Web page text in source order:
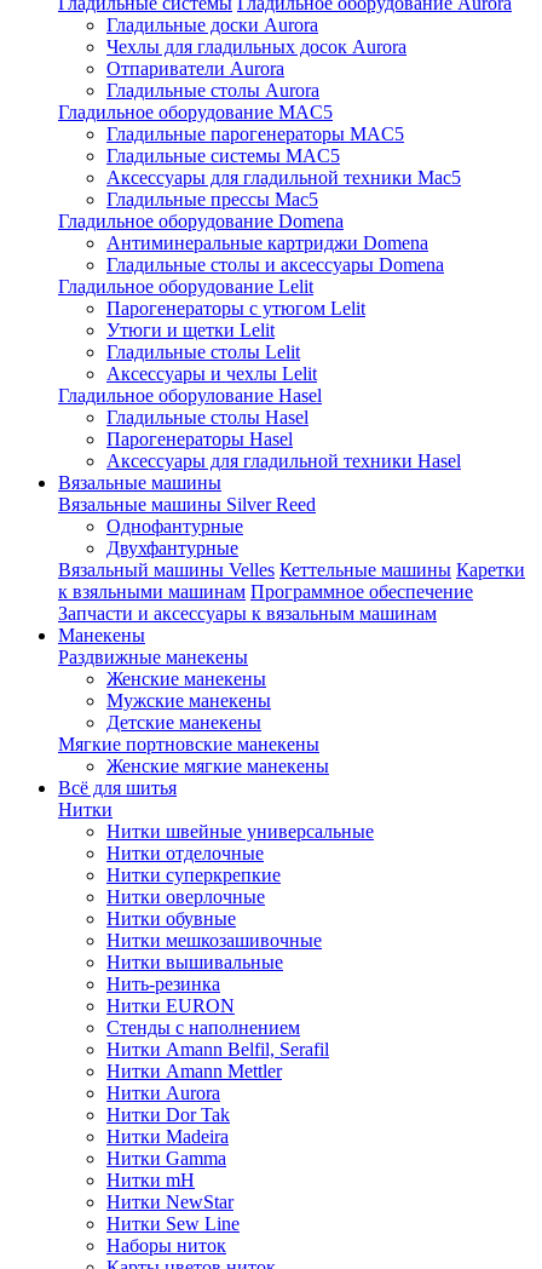
Гладильные доски Aurora
Чехлы для гладильных досок Aurora
Отпариватели Aurora
Гладильные столы Aurora
Гладильное оборудование MAC5
Гладильные парогенераторы MAC5
Гладильные системы MAC5
Аксессуары для гладильной техники Mac5
Гладильные прессы Mac5
Гладильное оборудование Domena
Антиминеральные картриджи Domena
Гладильные столы и аксессуары Domena
Гладильное оборудование Lelit
Парогенераторы с утюгом Lelit
Утюги и щетки Lelit
Гладильные столы Lelit
Аксессуары и чехлы Lelit
Гладильное оборулование Hasel
Гладильные столы Hasel
Парогенераторы Hasel
Аксессуары для гладильной техники Hasel
Вязальные машины
Вязальные машины Silver Reed
Однофантурные
Двухфантурные
Вязальный машины Velles Кеттельные машины Каретки
к взяльными машинам Программное обеспечение
Запчасти и аксессуары к вязальным машинам
Манекены
Раздвижные манекены
Женские манекены
Мужские манекены
Детские манекены
Мягкие портновские манекены
Женские мягкие манекены
Всё для шитья
Нитки
Нитки швейные универсальные
Нитки отделочные
Нитки суперкрепкие
Нитки оверлочные
Нитки обувные
Нитки мешкозашивочные
Нитки вышивальные
Нить-резинка
Нитки EURON
Стенды с наполнением
Нитки Amann Belfil, Serafil
Нитки Amann Mettler
Нитки Aurora
Нитки Dor Tak
Нитки Madeira
Нитки Gamma
Нитки mH
Нитки NewStar
Нитки Sew Line
Наборы ниток